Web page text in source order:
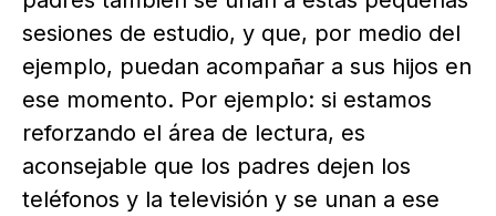
sesiones de estudio, y que, por medio del
ejemplo, puedan acompañar a sus hijos en
ese momento. Por ejemplo: si estamos
reforzando el área de lectura, es
aconsejable que los padres dejen los
teléfonos y la televisión y se unan a ese